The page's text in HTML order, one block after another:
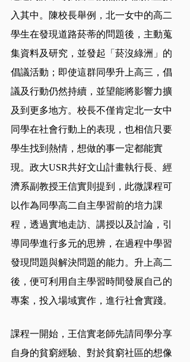
入其中。陳校長舉例，北一女中的高二
學生在發現道路菸蒂的問題後，主動蒐
集資料及研究，並發起「菸沒綠洲」的
倡議活動；即使這群同學升上高三，倡
議及行動仍然持續，並望能將影響力擴
及到更多地方。校長不僅肯定北一女中
同學在社會行動上的表現，也相信只要
學生找到熱情，想做的事一定都能實
現。政大USR共好文山計畫執行長、經
濟系副教授王信實則提到，此微課程可
以作為同學高二自主學習前的培力課
程，透過實地走訪、講授以及討論，引
導同學進行多元的思辨，在過程中學習
發現問題與解決問題的能力。升上高二
後，便可利用自主學習時間發展自己的
專案，投入場域實作，進行社會實踐。
課程一開始，王信實老師先請同學分享
自身的貧窮經驗、對於貧窮社區的想像